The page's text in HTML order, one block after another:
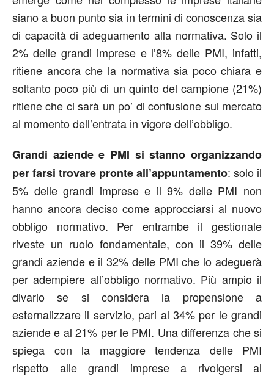
siano a buon punto sia in termini di conoscenza sia
di capacità di adeguamento alla normativa. Solo il
2% delle grandi imprese e l’8% delle PMI, infatti,
ritiene ancora che la normativa sia poco chiara e
soltanto poco più di un quinto del campione (21%)
ritiene che ci sarà un po’ di confusione sul mercato
al momento dell’entrata in vigore dell’obbligo.
Grandi aziende e PMI si stanno organizzando
per farsi trovare pronte all’appuntamento: solo il
5% delle grandi imprese e il 9% delle PMI non
hanno ancora deciso come approcciarsi al nuovo
obbligo normativo. Per entrambe il gestionale
riveste un ruolo fondamentale, con il 39% delle
grandi aziende e il 32% delle PMI che lo adeguerà
per adempiere all’obbligo normativo. Più ampio il
divario se si considera la propensione a
esternalizzare il servizio, pari al 34% per le grandi
aziende e al 21% per le PMI. Una differenza che si
spiega con la maggiore tendenza delle PMI
rispetto alle grandi imprese a rivolgersi al